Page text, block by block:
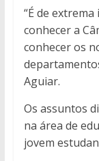
“É de
conhecer a
conhecer os
Aguiar.
Os assuntos
na área de
jovem